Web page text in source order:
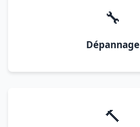
🔧
Dépannage
🔨